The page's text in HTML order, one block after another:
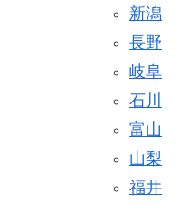
新潟
長野
岐阜
石川
富山
山梨
福井